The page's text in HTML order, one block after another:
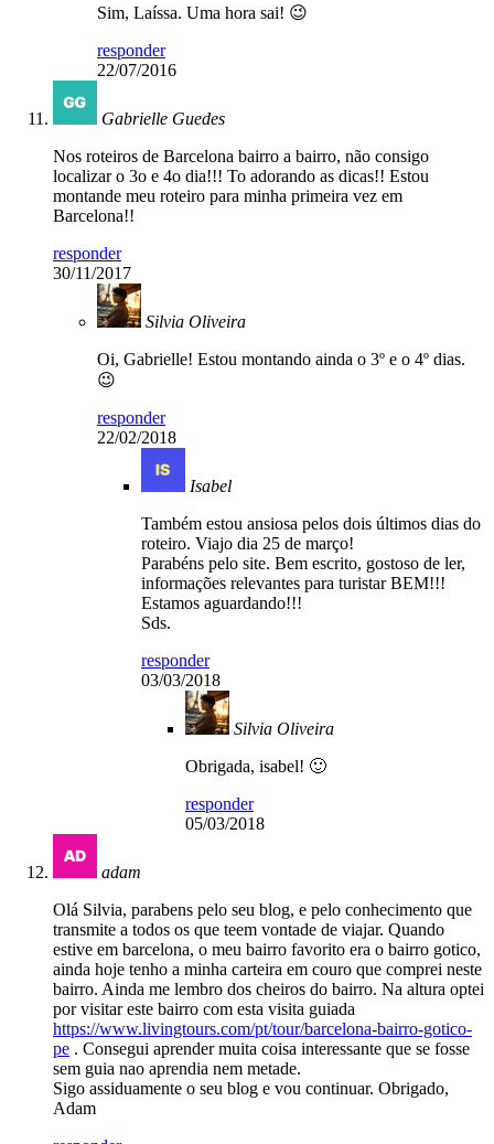
Sim, Laíssa. Uma hora sai! 😉
responder
22/07/2016
Gabrielle Guedes
Nos roteiros de Barcelona bairro a bairro, não consigo
localizar o 3o e 4o dia!!! To adorando as dicas!! Estou
montande meu roteiro para minha primeira vez em
Barcelona!!
responder
30/11/2017
Silvia Oliveira
Oi, Gabrielle! Estou montando ainda o 3º e o 4º dias.
😉
responder
22/02/2018
Isabel
Também estou ansiosa pelos dois últimos dias do
roteiro. Viajo dia 25 de março!
Parabéns pelo site. Bem escrito, gostoso de ler,
informações relevantes para turistar BEM!!!
Estamos aguardando!!!
Sds.
responder
03/03/2018
Silvia Oliveira
Obrigada, isabel! 🙂
responder
05/03/2018
adam
Olá Silvia, parabens pelo seu blog, e pelo conhecimento que
transmite a todos os que teem vontade de viajar. Quando
estive em barcelona, o meu bairro favorito era o bairro gotico,
ainda hoje tenho a minha carteira em couro que comprei neste
bairro. Ainda me lembro dos cheiros do bairro. Na altura optei
por visitar este bairro com esta visita guiada
https://www.livingtours.com/pt/tour/barcelona-bairro-gotico-
pe . Consegui aprender muita coisa interessante que se fosse
sem guia nao aprendia nem metade.
Sigo assiduamente o seu blog e vou continuar. Obrigado,
Adam